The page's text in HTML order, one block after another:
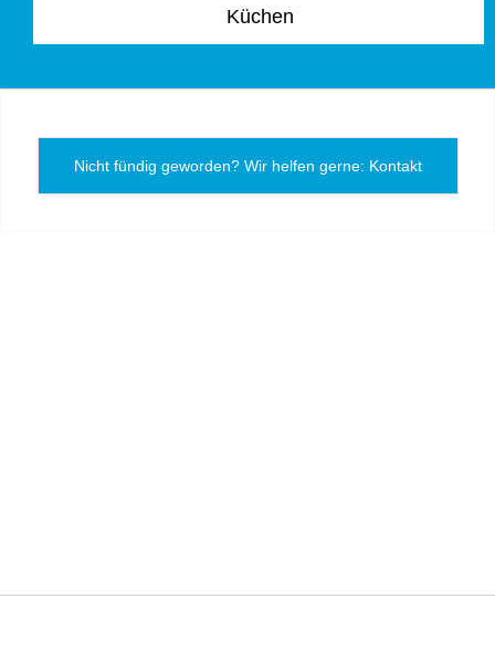
Küchen
Nicht fündig geworden? Wir helfen gerne: Kontakt